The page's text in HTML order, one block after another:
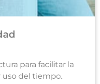
para facilitar la
del tiempo.